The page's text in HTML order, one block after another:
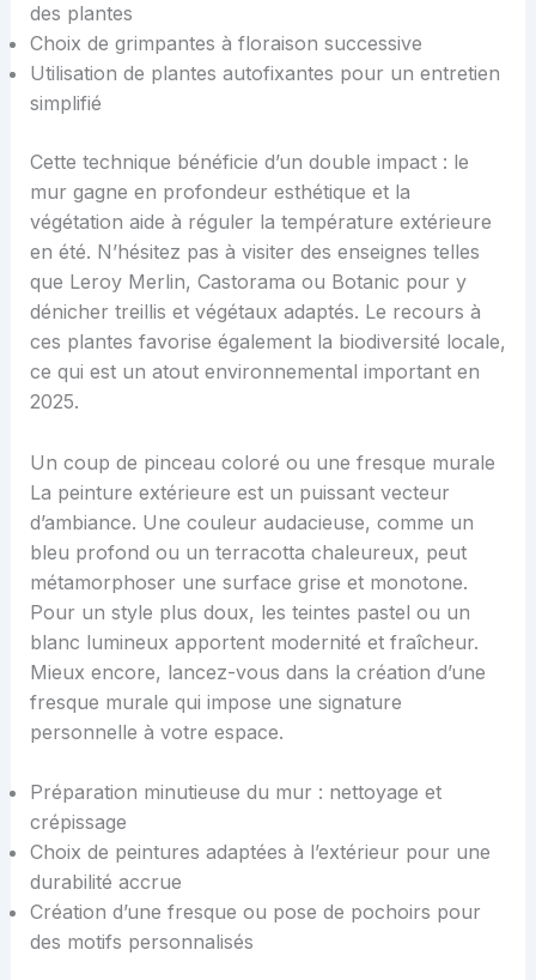
des plantes
Choix de grimpantes à floraison successive
Utilisation de plantes autofixantes pour un entretien
simplifié
Cette technique bénéficie d’un double impact : le
mur gagne en profondeur esthétique et la
végétation aide à réguler la température extérieure
en été. N’hésitez pas à visiter des enseignes telles
que Leroy Merlin, Castorama ou Botanic pour y
dénicher treillis et végétaux adaptés. Le recours à
ces plantes favorise également la biodiversité locale,
ce qui est un atout environnemental important en
2025.
Un coup de pinceau coloré ou une fresque murale
La peinture extérieure est un puissant vecteur
d’ambiance. Une couleur audacieuse, comme un
bleu profond ou un terracotta chaleureux, peut
métamorphoser une surface grise et monotone.
Pour un style plus doux, les teintes pastel ou un
blanc lumineux apportent modernité et fraîcheur.
Mieux encore, lancez-vous dans la création d’une
fresque murale qui impose une signature
personnelle à votre espace.
Préparation minutieuse du mur : nettoyage et
crépissage
Choix de peintures adaptées à l’extérieur pour une
durabilité accrue
Création d’une fresque ou pose de pochoirs pour
des motifs personnalisés